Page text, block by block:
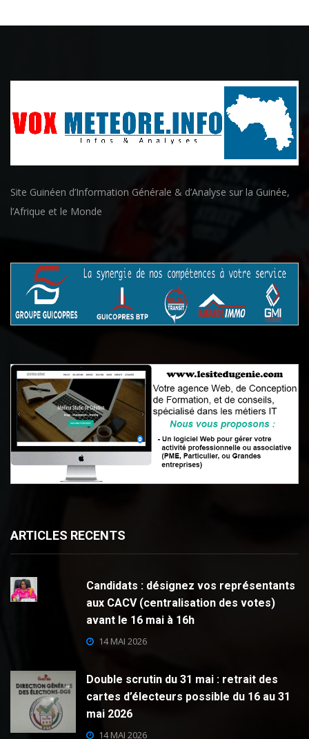
Site Guinéen d’Information Générale & d’Analyse sur la Guinée,
l’Afrique et le Monde
ARTICLES RECENTS
Candidats : désignez vos représentants
aux CACV (centralisation des votes)
avant le 16 mai à 16h
14 MAI 2026
Double scrutin du 31 mai : retrait des
cartes d’électeurs possible du 16 au 31
mai 2026
14 MAI 2026